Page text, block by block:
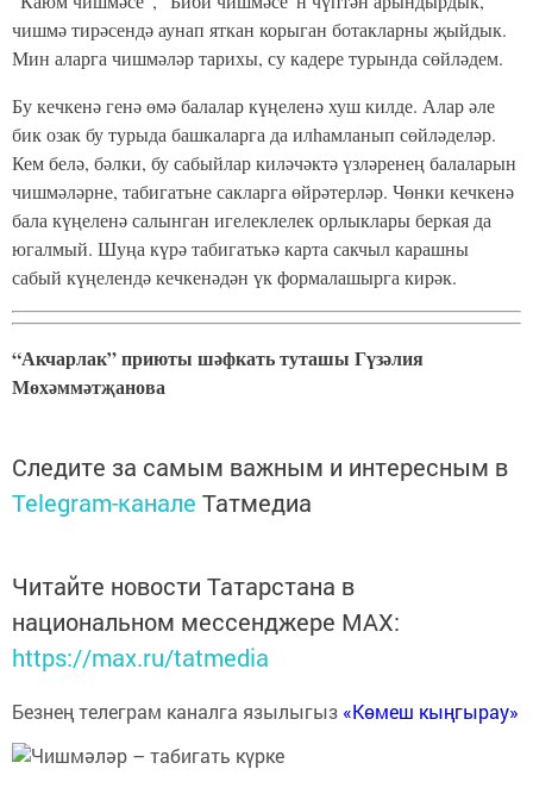
чишмә тирәсендә аунап яткан корыган ботакларны җыйдык.
Мин аларга чишмәләр тарихы, су кадере турында сөйләдем.
Бу кечкенә генә өмә балалар күңеленә хуш килде. Алар әле
бик озак бу турыда башкаларга да илһамланып сөйләделәр.
Кем белә, бәлки, бу сабыйлар киләчәктә үзләренең балаларын
чишмәләрне, табигатьне сакларга өйрәтерләр. Чөнки кечкенә
бала күңеленә салынган игелеклелек орлыклары беркая да
югалмый. Шуңа күрә табигатькә карта сакчыл карашны
сабый күңелендә кечкенәдән үк формалашырга кирәк.
“Акчарлак” приюты шәфкать туташы Гүзәлия
Мөхәммәтҗанова
Следите за самым важным и интересным в
Telegram-канале Татмедиа
Читайте новости Татарстана в
национальном мессенджере MАХ:
https://max.ru/tatmedia
Безнең телеграм каналга язылыгыз «Көмеш кыңгырау»